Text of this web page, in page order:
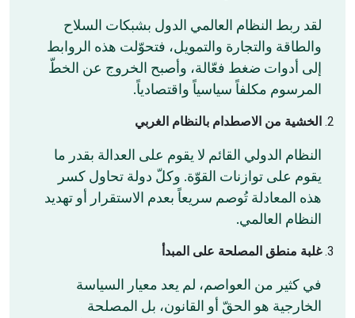
لقد ربط النظام العالمي الدول بشبكات السلاح
والطاقة والتجارة والتمويل، فتحوّلت هذه الروابط
إلى أدوات ضغط فعّالة، وأصبح الخروج عن الخطّ
المرسوم مكلفاً سياسياً واقتصادياً.
الخشية من الاصطدام بالنظام الغربي
النظام الدولي القائم لا يقوم على العدالة بقدر ما
يقوم على توازنات القوّة. وكلّ دولة تحاول كسر
هذه المعادلة تُوصم سريعاً بعدم الاستقرار أو تهديد
النظام العالمي.
غلبة منطق المصلحة على المبدأ
في كثير من العواصم، لم يعد معيار السياسة
الخارجية هو الحقّ أو القانون، بل المصلحة